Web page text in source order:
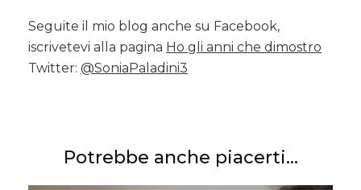
Seguite il mio blog anche su Facebook,
iscrivetevi alla pagina Ho gli anni che dimostro
Twitter: @SoniaPaladini3
Potrebbe anche piacerti...